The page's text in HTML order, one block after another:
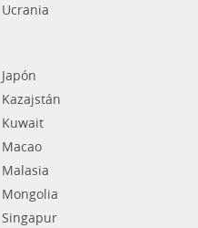
Ucrania
Japón
Kazajstán
Kuwait
Macao
Malasia
Mongolia
Singapur